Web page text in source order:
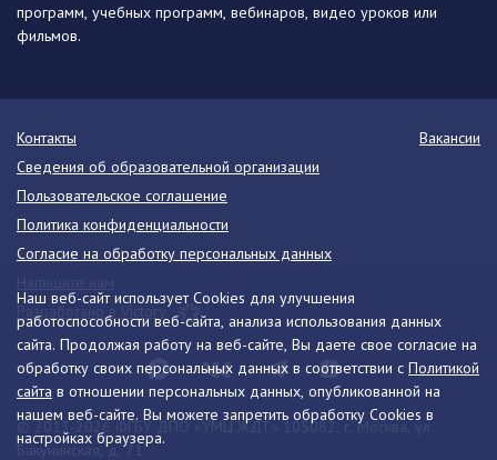
Наш веб-сайт использует Cookies для улучшения
работоспособности веб-сайта, анализа использования данных
сайта. Продолжая работу на веб-сайте, Вы даете свое согласие на
обработку своих персональных данных в соответствии с Политикой
сайта в отношении персональных данных, опубликованной на
нашем веб-сайте. Вы можете запретить обработку Cookies в
настройках браузера.
программ, учебных программ, вебинаров, видео уроков или
фильмов.
© 2013-2026 ФГБУ ДПО «УМЦ ЖДТ» 105082, г. Москва, ул.
Бакунинская, д. 71
Контакты
Вакансии
Сведения об образовательной организации
Пользовательское соглашение
Политика конфиденциальности
Согласие на обработку персональных данных
Разработано в Victory